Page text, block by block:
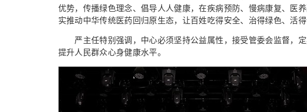
优势，传播绿色理念、倡导人人健康，在疾病预防、慢病康复、医
实推动中华传统医药回归原生态，让百姓吃得安全、治得绿色、活得
严主任特别强调，中心必须坚持公益属性，接受管委会监督，定
提升人民群众心身健康水平。